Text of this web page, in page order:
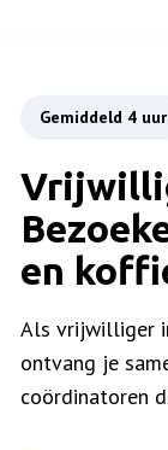
Gemiddeld 4 uur
en
Als vrijwilliger
ontvang je
coördinatoren